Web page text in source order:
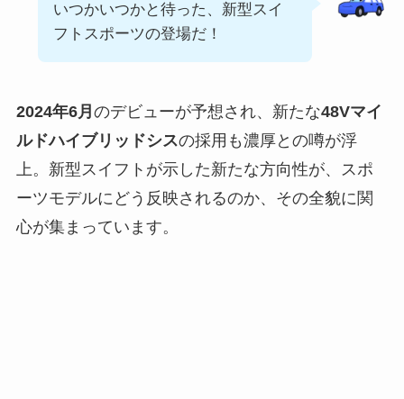
いつかいつかと待った、新型スイ
フトスポーツの登場だ！
2024年6月 のデビューが予想され、新たな48Vマイ
ルドハイブリッドシスの採用も濃厚との噂が浮
上。新型スイフトが示した新たな方向性が、スポ
ーツモデルにどう反映されるのか、その全貌に関
心が集まっています。